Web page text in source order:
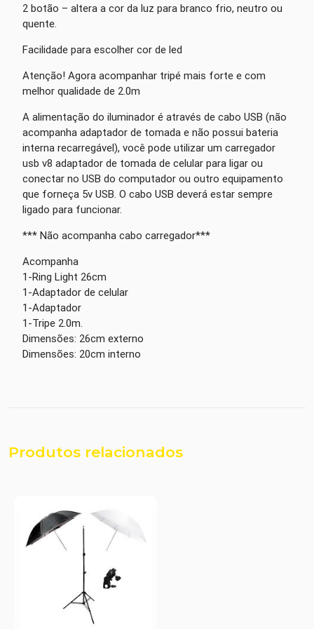
2 botão – altera a cor da luz para branco frio, neutro ou
quente.
Facilidade para escolher cor de led
Atenção! Agora acompanhar tripé mais forte e com
melhor qualidade de 2.0m
A alimentação do iluminador é através de cabo USB (não
acompanha adaptador de tomada e não possui bateria
interna recarregável), você pode utilizar um carregador
usb v8 adaptador de tomada de celular para ligar ou
conectar no USB do computador ou outro equipamento
que forneça 5v USB. O cabo USB deverá estar sempre
ligado para funcionar.
*** Não acompanha cabo carregador***
Acompanha
1-Ring Light 26cm
1-Adaptador de celular
1-Adaptador
1-Tripe 2.0m.
Dimensões: 26cm externo
Dimensões: 20cm interno
Produtos relacionados